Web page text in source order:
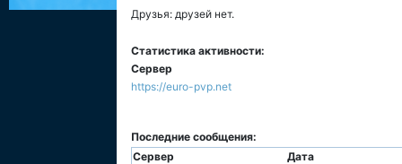
Друзья: друзей нет.
Статистика активности:
Сервер
https://euro-pvp.net
Последние сообщения:
Сервер
Дата